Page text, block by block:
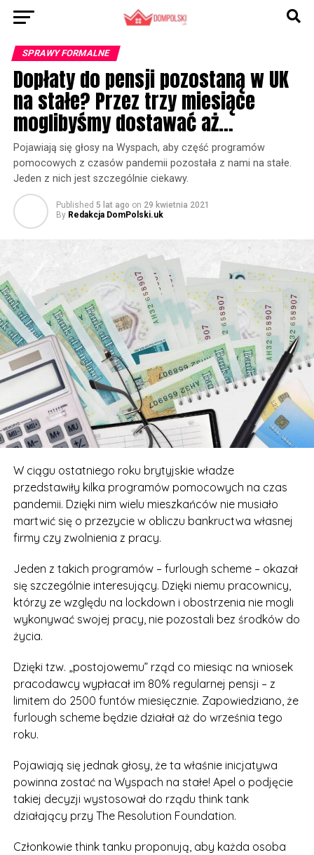
SPRAWY FORMALNE
Dopłaty do pensji pozostaną w UK
na stałe? Przez trzy miesiące
moglibyśmy dostawać aż…
Pojawiają się głosy na Wyspach, aby część programów
pomocowych z czasów pandemii pozostała z nami na stałe.
Jeden z nich jest szczególnie ciekawy.
Published 5 lat ago on 29 kwietnia 2021
By Redakcja DomPolski.uk
W ciągu ostatniego roku brytyjskie władze
przedstawiły kilka programów pomocowych na czas
pandemii. Dzięki nim wielu mieszkańców nie musiało
martwić się o przezycie w obliczu bankructwa własnej
firmy czy zwolnienia z pracy.
Jeden z takich programów – furlough scheme – okazał
się szczególnie interesujący. Dzięki niemu pracownicy,
którzy ze względu na lockdown i obostrzenia nie mogli
wykonywać swojej pracy, nie pozostali bez środków do
życia.
Dzięki tzw. „postojowemu” rząd co miesiąc na wniosek
pracodawcy wypłacał im 80% regularnej pensji – z
limitem do 2500 funtów miesięcznie. Zapowiedziano, że
furlough scheme będzie działał aż do września tego
roku.
Pojawiają się jednak głosy, że ta właśnie inicjatywa
powinna zostać na Wyspach na stałe! Apel o podjęcie
takiej decyzji wystosował do rządu think tank
działający przy The Resolution Foundation.
Członkowie think tanku proponują, aby każda osoba